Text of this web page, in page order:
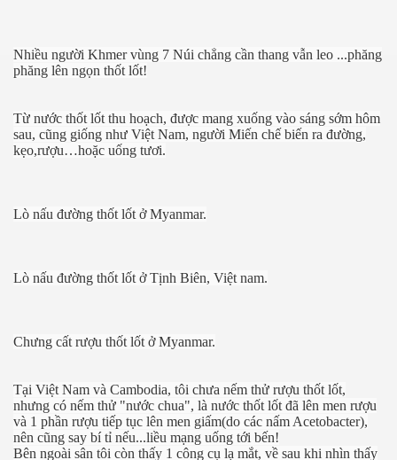
Nhiều người Khmer vùng 7 Núi chẳng cần thang vẫn leo ...phăng
phăng lên ngọn thốt lốt!
Từ nước thốt lốt thu hoạch, được mang xuống vào sáng sớm hôm
sau, cũng giống như Việt Nam, người Miến chế biến ra đường,
kẹo,rượu…hoặc uống tươi.
Lò nấu đường thốt lốt ở Myanmar.
Lò nấu đường thốt lốt ở Tịnh Biên, Việt nam.
Chưng cất rượu thốt lốt ở Myanmar.
Tại Việt Nam và Cambodia, tôi chưa nếm thử rượu thốt lốt,
nhưng có nếm thử "nước chua", là nước thốt lốt đã lên men rượu
và 1 phần rượu tiếp tục lên men giấm(do các nấm Acetobacter),
nên cũng say bí tỉ nếu...liều mạng uống tới bến!
Bên ngoài sân tôi còn thấy 1 công cụ lạ mắt, về sau khi nhìn thấy